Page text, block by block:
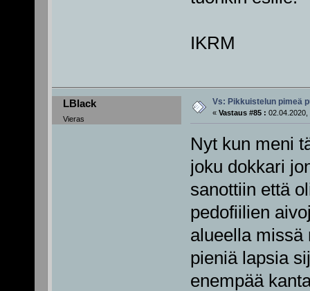
IKRM
LBlack
Vieras
Vs: Pikkuistelun pimeä
« Vastaus #85 : 02.04.2020,
Nyt kun meni
joku dokkari
sanottiin että
pedofiilien
alueella missä
pieniä lapsia
enempää